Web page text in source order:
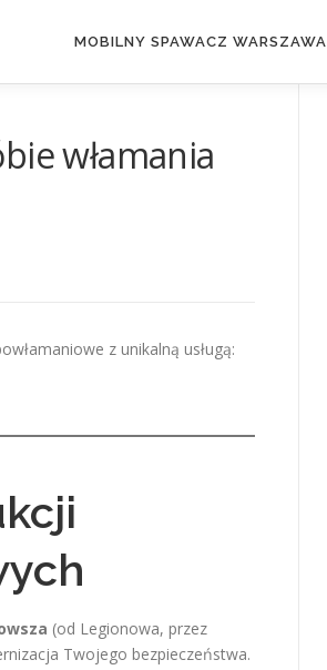
MOBILNY SPAWACZ WARSZAWA
włamania
z unikalną usługą:
(od Legionowa, przez
Twojego bezpieczeństwa.